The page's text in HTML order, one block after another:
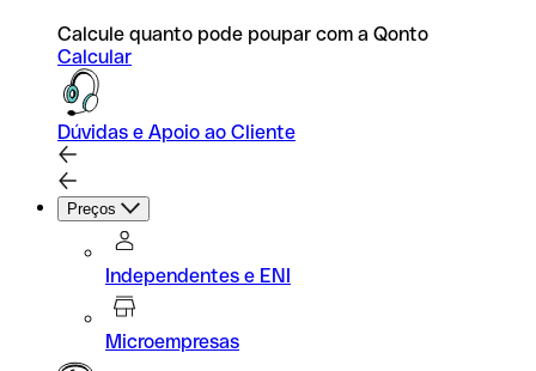
Calcule quanto pode poupar com a Qonto
Calcular
Dúvidas e Apoio ao Cliente
Preços
Independentes e ENI
Microempresas